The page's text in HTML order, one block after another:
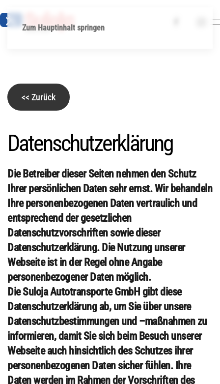
Zum Hauptinhalt springen
<< Zurück
Datenschutzerklärung
Die Betreiber dieser Seiten nehmen den Schutz
Ihrer persönlichen Daten sehr ernst. Wir behandeln
Ihre personenbezogenen Daten vertraulich und
entsprechend der gesetzlichen
Datenschutzvorschriften sowie dieser
Datenschutzerklärung. Die Nutzung unserer
Webseite ist in der Regel ohne Angabe
personenbezogener Daten möglich.
Die Suloja Autotransporte GmbH gibt diese
Datenschutzerklärung ab, um Sie über unsere
Datenschutzbestimmungen und –maßnahmen zu
informieren, damit Sie sich beim Besuch unserer
Webseite auch hinsichtlich des Schutzes ihrer
personenbezogenen Daten sicher fühlen. Ihre
Daten werden im Rahmen der Vorschriften des